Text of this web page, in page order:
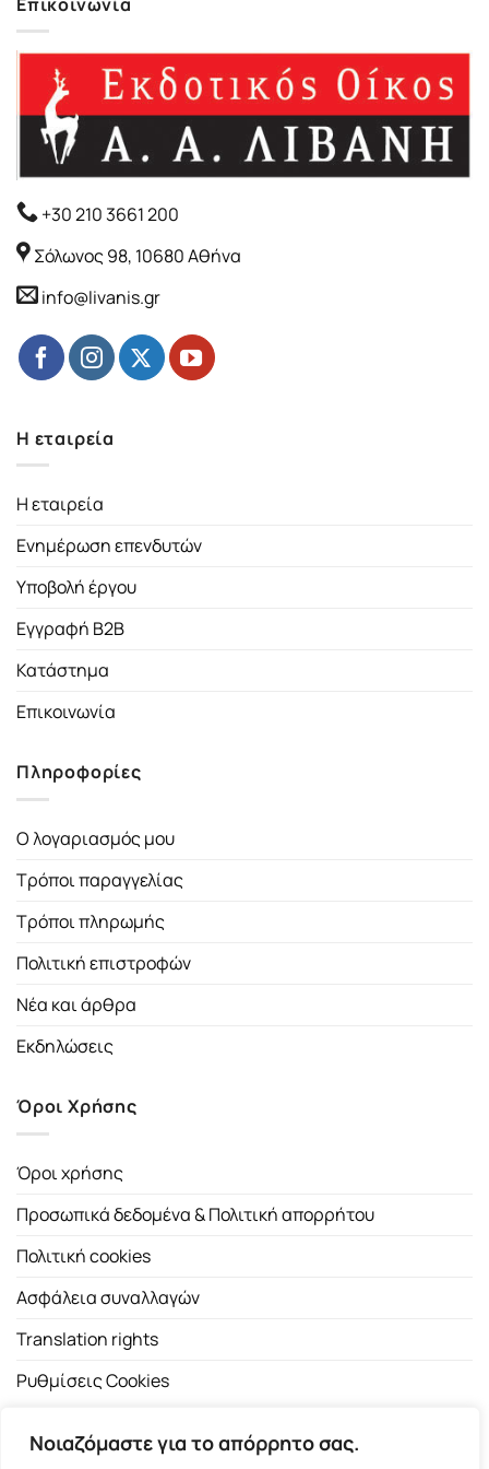
Νοιαζόμαστε για το απόρρητο σας.
+30 210 3661 200
Σόλωνος 98, 10680 Αθήνα
info@livanis.gr
Η εταιρεία
Η εταιρεία
Ενημέρωση επενδυτών
Υποβολή έργου
Εγγραφή B2B
Κατάστημα
Επικοινωνία
Πληροφορίες
Ο λογαριασμός μου
Τρόποι παραγγελίας
Τρόποι πληρωμής
Πολιτική επιστροφών
Νέα και άρθρα
Εκδηλώσεις
Όροι Χρήσης
Όροι χρήσης
Προσωπικά δεδομένα & Πολιτική απορρήτου
Πολιτική cookies
Ασφάλεια συναλλαγών
Translation rights
Ρυθμίσεις Cookies